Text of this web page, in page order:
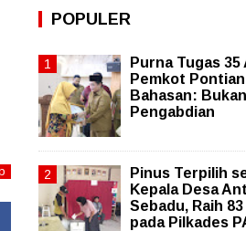
POPULER
Purna Tugas 35
Pemkot
Bahasan:
Pengabdian
Pinus Terpilih
Kepala Desa
Sebadu, Raih
pada Pilkades